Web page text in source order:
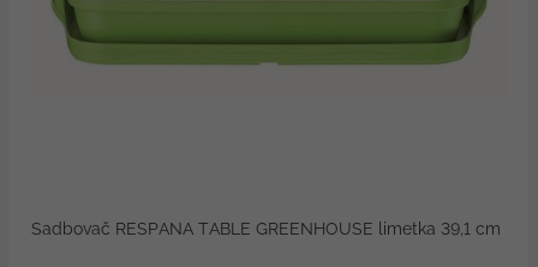
Sadbovač RESPANA TABLE GREENHOUSE limetka 39,1 cm